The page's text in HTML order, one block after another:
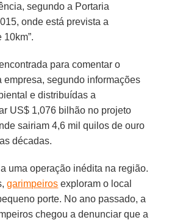
segundo a Portaria
onde está prevista a
para comentar o
empresa, segundo informações
e distribuídas a
US$ 1,076 bilhão no projeto
sairiam 4,6 mil quilos de ouro
décadas.
uma operação inédita na região.
garimpeiros exploram o local
porte. No ano passado, a
chegou a denunciar que a